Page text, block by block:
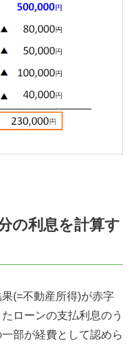
の利息を計算す
(=不動産所得)が赤字
ローンの支払利息のう
部が経費として認めら